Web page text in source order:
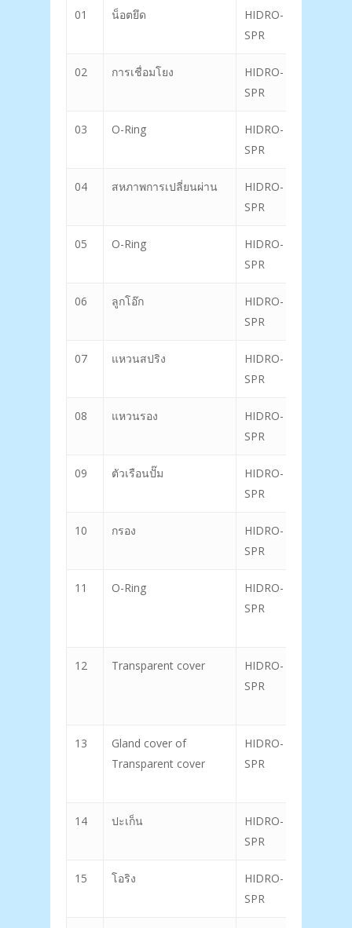
01 น็อตยึด
HIDRO-
SPR
02 การเชื่อมโยง
HIDRO-
SPR
03 O-Ring
HIDRO-
SPR
04 สหภาพการเปลี่ยนผ่าน
HIDRO-
SPR
05 O-Ring
HIDRO-
SPR
06 ลูกโอ๊ก
HIDRO-
SPR
07 แหวนสปริง
HIDRO-
SPR
08 แหวนรอง
HIDRO-
SPR
09 ตัวเรือนปั๊ม
HIDRO-
SPR
10 กรอง
HIDRO-
SPR
11 O-Ring
HIDRO-
SPR
12 Transparent cover
HIDRO-
SPR
13
Gland cover of
Transparent cover
HIDRO-
SPR
14 ปะเก็น
HIDRO-
SPR
15 โอริง
HIDRO-
SPR